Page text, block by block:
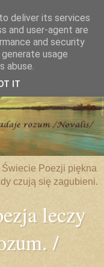
Świecie Poezji piękna
czują się zagubieni.
leczy
/
deliver its services
and user-agent are
and security
usage
abuse.
IT